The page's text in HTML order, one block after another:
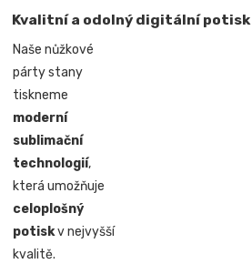
Kvalitní a odolný digitální potisk
Naše nůžkové
párty stany
tiskneme
moderní
sublimační
technologií,
která umožňuje
celoplošný
potiskv nejvyšší
kvalitě.